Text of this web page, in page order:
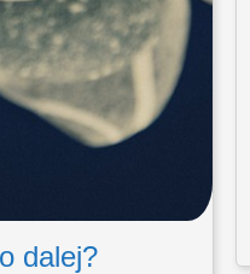
dalej?